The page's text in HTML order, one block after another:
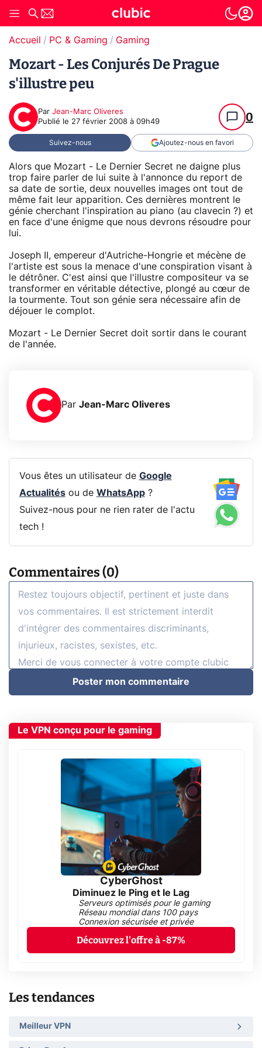
Accueil PC & Gaming Gaming
Mozart - Les Conjurés De Prague
s'illustre peu
Par Jean-Marc Oliveres
Publié le 27 février 2008 à 09h49 0
Suivez-nous Ajoutez-nous en favori
Alors que Mozart - Le Dernier Secret ne daigne plus
trop faire parler de lui suite à l'annonce du report de
sa date de sortie, deux nouvelles images ont tout de
même fait leur apparition. Ces dernières montrent le
génie cherchant l'inspiration au piano (au clavecin ?) et
en face d'une énigme que nous devrons résoudre pour
lui.
Joseph II, empereur d'Autriche-Hongrie et mécène de
l'artiste est sous la menace d'une conspiration visant à
le détrôner. C'est ainsi que l'illustre compositeur va se
transformer en véritable détective, plongé au cœur de
la tourmente. Tout son génie sera nécessaire afin de
déjouer le complot.
Mozart - Le Dernier Secret doit sortir dans le courant
de l'année.
Par Jean-Marc Oliveres
Vous êtes un utilisateur de Google
Actualitésou de WhatsApp?
Suivez-nous pour ne rien rater de l'actu
tech !
Commentaires (0)
Poster mon commentaire
Le VPN conçu pour le gaming
CyberGhost
Diminuez le Ping et le Lag
Serveurs optimisés pour le gaming
Réseau mondial dans 100 pays
Connexion sécurisée et privée
Découvrez l'offre à -87%
Les tendances
Meilleur VPN